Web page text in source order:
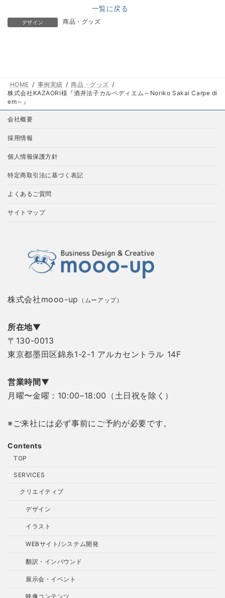
一覧に戻る
デザイン 商品・グッズ
HOME 事例実績
商品・グッズ
株式会社KAZAORI様『酒井法子カルペディエム～Noriko Sakai Carpe di
em～』
会社概要
採用情報
個人情報保護方針
特定商取引法に基づく表記
よくあるご質問
サイトマップ
株式会社mooo-up （ムーアップ）
所在地▼
〒130-0013
東京都墨田区錦糸1-2-1 アルカセントラル 14F
営業時間▼
月曜〜金曜：10:00–18:00（土日祝を除く）
※ご来社には必ず事前にご予約が必要です。
Contents
TOP
SERVICES
クリエイティブ
デザイン
イラスト
WEBサイト/システム開発
翻訳・インバウンド
展示会・イベント
映像コンテンツ